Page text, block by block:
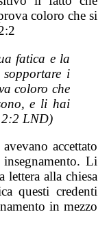
coloro che si
fatica e la
i
coloro che
e li hai
2:2 LND)
accettato
Li
lettera alla chiesa
questi credenti
in mezzo